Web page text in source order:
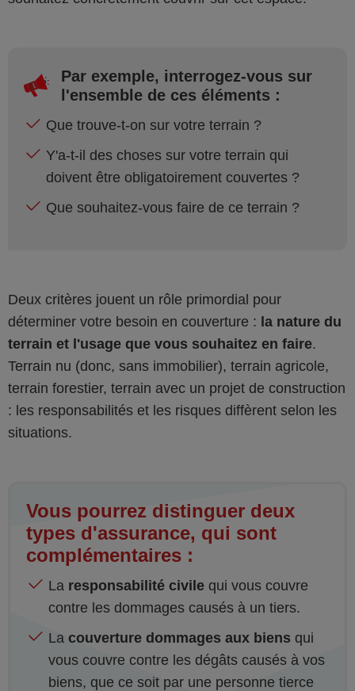
Par exemple, interrogez-vous sur
l'ensemble de ces éléments :
Que trouve-t-on sur votre terrain ?
Y'a-t-il des choses sur votre terrain qui
doivent être obligatoirement couvertes ?
Que souhaitez-vous faire de ce terrain ?
Deux critères jouent un rôle primordial pour
déterminer votre besoin en couverture : la nature du
terrain et l'usage que vous souhaitez en faire.
Terrain nu (donc, sans immobilier), terrain agricole,
terrain forestier, terrain avec un projet de construction
: les responsabilités et les risques diffèrent selon les
situations.
Vous pourrez distinguer deux
types d'assurance, qui sont
complémentaires :
La responsabilité civile qui vous couvre
contre les dommages causés à un tiers.
La couverture dommages aux biens qui
vous couvre contre les dégâts causés à vos
biens, que ce soit par une personne tierce